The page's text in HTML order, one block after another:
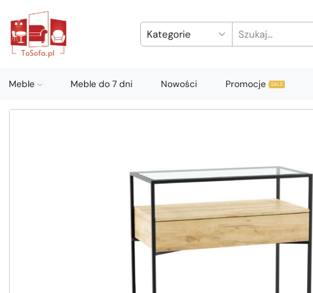
Meble Meble do 7 dni Nowości Promocje SALE